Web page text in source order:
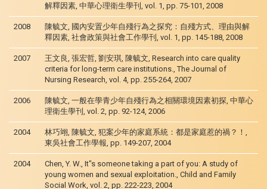
解釋因素, 中華心理衛生學刊, vol. 1, pp. 75-101, 2008
2008
陳毓文, 國內安置少年自殘行為之探究：自殘方式、理由與解
釋因素, 社會政策與社會工作學刊, vol. 1, pp. 145-188, 2008
2007
王文良, 張宏哲, 劉安琪, 陳毓文, Research into care quality
criteria for long-term care institutions., The Journal of
Nursing Research, vol. 4, pp. 255-264, 2007
2006
陳毓文, 一般在學青少年自殘行為之相關環境因素初探, 中華心
理衛生學刊, vol. 2, pp. 92-124, 2006
2004
林巧翊, 陳毓文, 犯案少年的家庭系統：都是家庭惹的禍？！,
東吳社會工作學報, pp. 149-207, 2004
2004
Chen, Y. W., It"s someone taking a part of you: A study of
young women and sexual exploitation., Child and Family
Social Work, vol. 2, pp. 222-223, 2004